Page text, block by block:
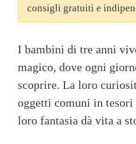
consigli gratuiti e
I bambini di tre anni
magico, dove ogni
scoprire. La loro
oggetti comuni in
loro fantasia dà vita a